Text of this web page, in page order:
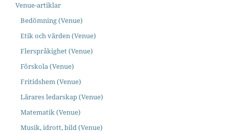
Venue-artiklar
Bedömning (Venue)
Etik och värden (Venue)
Flerspråkighet (Venue)
Förskola (Venue)
Fritidshem (Venue)
Lärares ledarskap (Venue)
Matematik (Venue)
Musik, idrott, bild (Venue)